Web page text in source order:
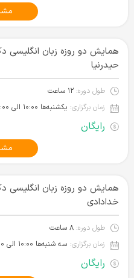
حیدرنیا
طول دوره: ۱۲ ساعت
زمان برگزاری:
رایگان
خدادادی
طول دوره: ۸ ساعت
زمان برگزاری:
رایگان